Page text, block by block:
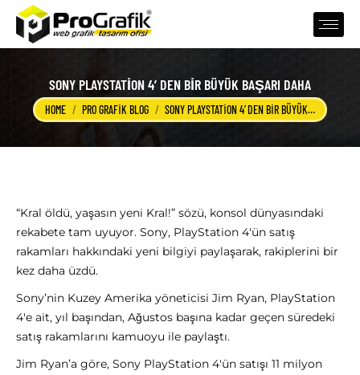
SONY PLAYSTATION 4′DEN BIR BÜYÜK BAŞARI DAHA
You are here:
HOME PRO GRAFIK BLOG SONY PLAYSTATION 4′DEN BIR BÜYÜK…
“Kral öldü, yaşasın yeni Kral!” sözü, konsol dünyasındaki
rekabete tam uyuyor. Sony, PlayStation 4′ün satış
rakamları hakkındaki yeni bilgiyi paylaşarak, rakiplerini bir
kez daha üzdü.
Sony’nin Kuzey Amerika yöneticisi Jim Ryan, PlayStation
4′e ait, yıl başından, Ağustos başına kadar geçen süredeki
satış rakamlarını kamuoyu ile paylaştı.
Jim Ryan’a göre, Sony PlayStation 4′ün satışı 11 milyon